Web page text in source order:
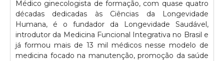
Médico ginecologista de formação, com quase quatro
décadas dedicadas às Ciências da Longevidade
Humana, é o fundador da Longevidade Saudável,
introdutor da Medicina Funcional Integrativa no Brasil e
já formou mais de 13 mil médicos nesse modelo de
medicina focado na manutenção, promoção da saúde